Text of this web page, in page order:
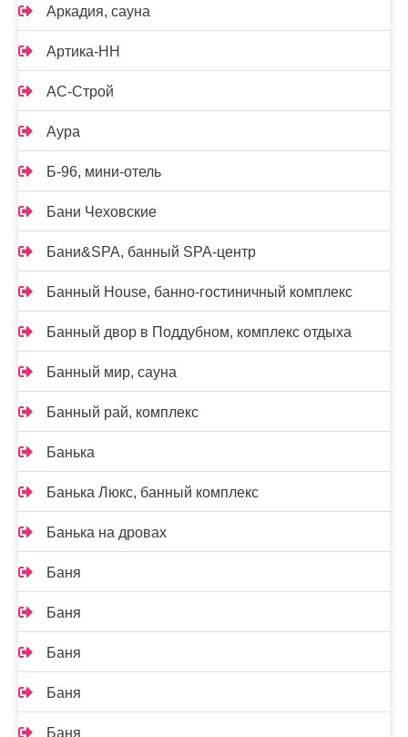
Аркадия, сауна
Артика-НН
АС-Строй
Аура
Б-96, мини-отель
Бани Чеховские
Бани&SPA, банный SPA-центр
Банный House, банно-гостиничный комплекс
Банный двор в Поддубном, комплекс отдыха
Банный мир, сауна
Банный рай, комплекс
Банька
Банька Люкс, банный комплекс
Банька на дровах
Баня
Баня
Баня
Баня
Баня